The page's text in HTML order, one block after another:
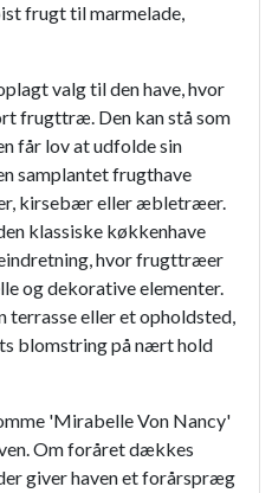
frugt til marmelade,
valg til den have, hvor
frugttræ. Den kan stå som
får lov at udfolde sin
samplantet frugthave
kirsebær eller æbletræer.
klassiske køkkenhave
hvor frugttræer
og dekorative elementer.
terrasse eller et opholdsted,
blomstring på nært hold
'Mirabelle Von Nancy'
Om foråret dækkes
giver haven et forårspræg